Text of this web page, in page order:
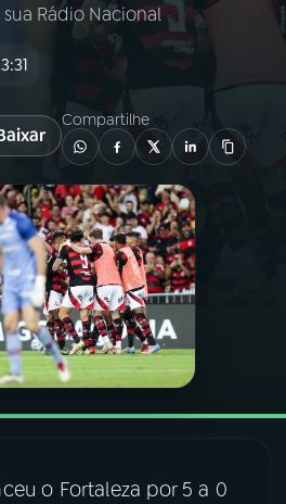
Rádio Nacional
Compartilhe
o Fortaleza por 5 a 0